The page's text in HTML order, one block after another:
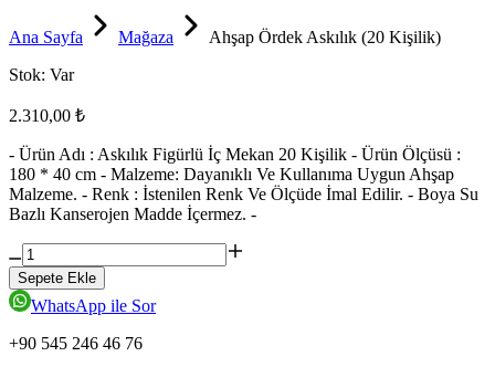
Ana Sayfa Mağaza
Ahşap Ördek Askılık (20 Kişilik)
Stok: Var
2.310,00 ₺
- Ürün Adı : Askılık Figürlü İç Mekan 20 Kişilik - Ürün Ölçüsü :
180 * 40 cm - Malzeme: Dayanıklı Ve Kullanıma Uygun Ahşap
Malzeme. - Renk : İstenilen Renk Ve Ölçüde İmal Edilir. - Boya Su
Bazlı Kanserojen Madde İçermez. -
Sepete Ekle
WhatsApp ile Sor
+90 545 246 46 76